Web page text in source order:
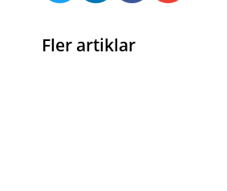
Fler artiklar